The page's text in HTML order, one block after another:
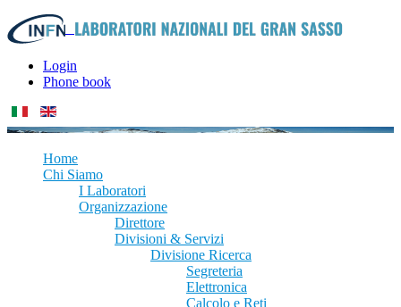
Login
Phone book
Home
Chi Siamo
I Laboratori
Organizzazione
Direttore
Divisioni & Servizi
Divisione Ricerca
Segreteria
Elettronica
Calcolo e Reti